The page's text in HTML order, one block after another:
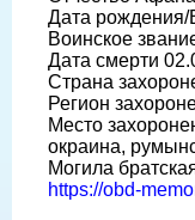
Дата рождения/
Воинское
Дата смерти
Страна
Регион
Место
окраина,
Могила
https://obd-